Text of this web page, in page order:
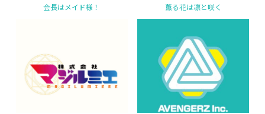
会長はメイド様！ 薫る花は凛と咲く